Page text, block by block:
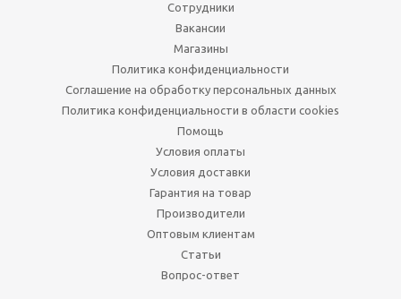
Сотрудники
Вакансии
Магазины
Политика конфиденциальности
Соглашение на обработку персональных данных
Политика конфиденциальности в области cookies
Помощь
Условия оплаты
Условия доставки
Гарантия на товар
Производители
Оптовым клиентам
Статьи
Вопрос-ответ